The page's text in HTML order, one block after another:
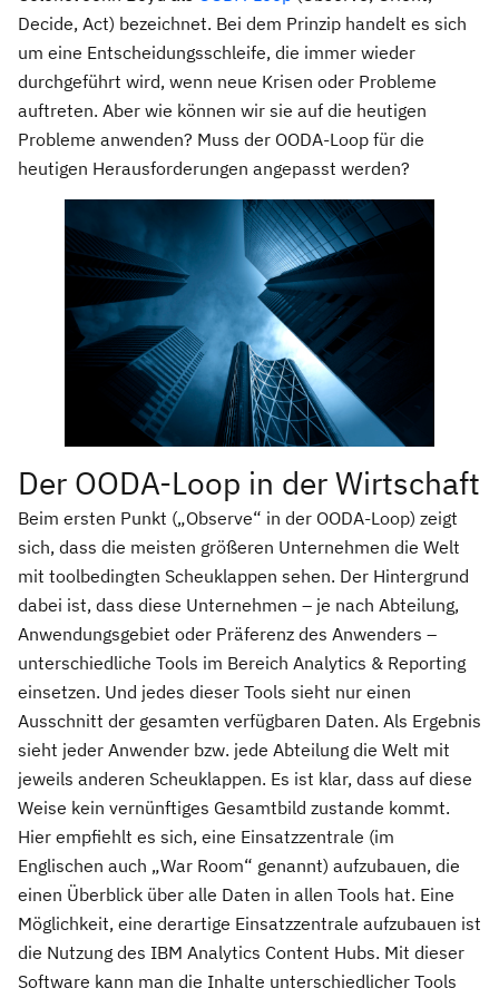
Decide, Act) bezeichnet. Bei dem Prinzip handelt es sich
um eine Entscheidungsschleife, die immer wieder
durchgeführt wird, wenn neue Krisen oder Probleme
auftreten. Aber wie können wir sie auf die heutigen
Probleme anwenden? Muss der OODA-Loop für die
heutigen Herausforderungen angepasst werden?
Der OODA-Loop in der Wirtschaft
Beim ersten Punkt („Observe“ in der OODA-Loop) zeigt
sich, dass die meisten größeren Unternehmen die Welt
mit toolbedingten Scheuklappen sehen. Der Hintergrund
dabei ist, dass diese Unternehmen – je nach Abteilung,
Anwendungsgebiet oder Präferenz des Anwenders –
unterschiedliche Tools im Bereich Analytics & Reporting
einsetzen. Und jedes dieser Tools sieht nur einen
Ausschnitt der gesamten verfügbaren Daten. Als Ergebnis
sieht jeder Anwender bzw. jede Abteilung die Welt mit
jeweils anderen Scheuklappen. Es ist klar, dass auf diese
Weise kein vernünftiges Gesamtbild zustande kommt.
Hier empfiehlt es sich, eine Einsatzzentrale (im
Englischen auch „War Room“ genannt) aufzubauen, die
einen Überblick über alle Daten in allen Tools hat. Eine
Möglichkeit, eine derartige Einsatzzentrale aufzubauen ist
die Nutzung des IBM Analytics Content Hubs. Mit dieser
Software kann man die Inhalte unterschiedlicher Tools